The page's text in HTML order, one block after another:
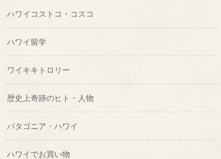
ハワイコストコ・コスコ
ハワイ留学
ワイキキトロリー
歴史上奇跡のヒト・人物
パタゴニア・ハワイ
ハワイでお買い物